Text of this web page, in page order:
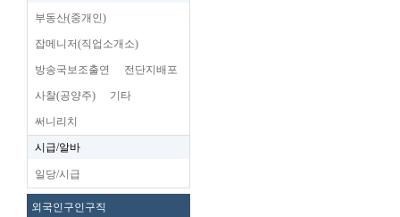
부동산(중개인)
잡메니저(직업소개소)
방송국보조출연 전단지배포
사찰(공양주) 기타
써니리치
시급/알바
일당/시급
외국인구인구직